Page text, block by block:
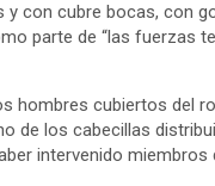
y con cubre bocas, con
parte de “las fuerzas
hombres cubiertos del
de los cabecillas
intervenido